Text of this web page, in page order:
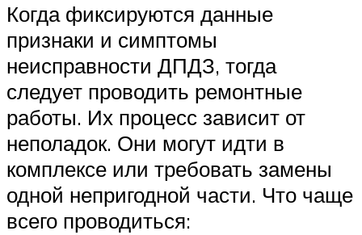
Когда фиксируются данные
признаки и симптомы
неисправности ДПДЗ, тогда
следует проводить ремонтные
работы. Их процесс зависит от
неполадок. Они могут идти в
комплексе или требовать замены
одной непригодной части. Что чаще
всего проводиться: